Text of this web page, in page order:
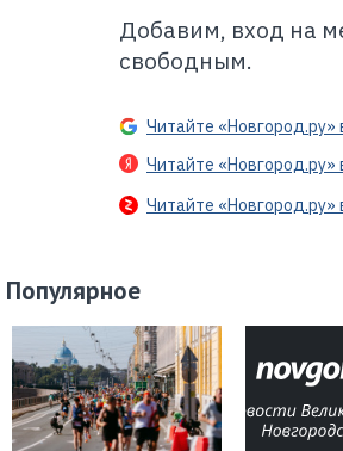
Добавим, вход на
свободным.
Читайте «Новгород.ру»
Читайте «Новгород.ру»
Читайте «Новгород.ру»
Популярное